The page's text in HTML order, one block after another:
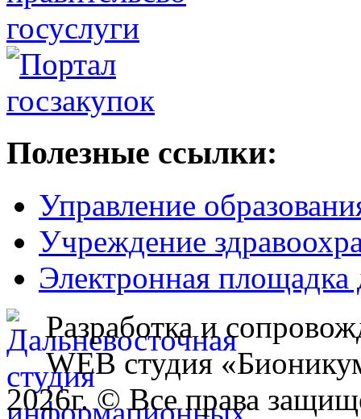
Полезные ссылки:
Управление
Учреждение
Электронная площадка
Разработка и
WEB студия
2026г. © Все права